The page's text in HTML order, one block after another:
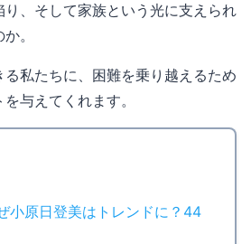
り、そして家族という光に支えられ
。
私たちに、困難を乗り越えるため
与えてくれます。
小原日登美はトレンドに？44